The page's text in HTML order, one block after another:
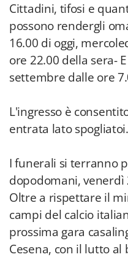
Cittadini, tifosi e
possono rendergli
16.00 di oggi,
ore 22.00 della sera-
settembre dalle ore
L'ingresso è
entrata lato spogliatoi.
I funerali si terranno
dopodomani,
Oltre a rispettare il
campi del calcio
prossima gara
Cesena, con il lutto al